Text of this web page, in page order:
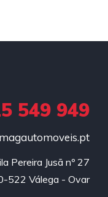
549 949
Pereira Jusã nº 27
522 Válega - Ovar